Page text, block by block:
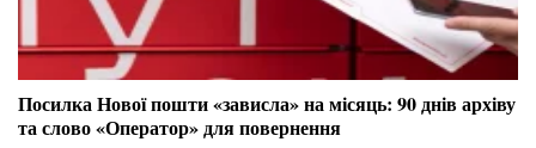
Посилка Нової пошти «зависла» на місяць: 90 днів архіву
та слово «Оператор» для повернення